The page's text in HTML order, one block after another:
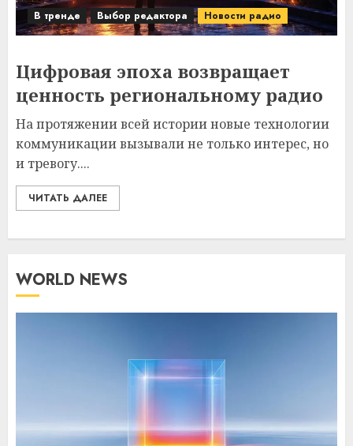
В тренде Выбор редактора Новости радио
Цифровая эпоха возвращает
ценность региональному радио
На протяжении всей истории новые технологии
коммуникации вызывали не только интерес, но
и тревогу....
ЧИТАТЬ ДАЛЕЕ
WORLD NEWS